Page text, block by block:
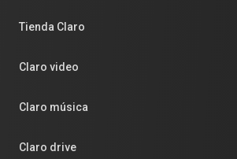
Tienda Claro
Claro video
Claro música
Claro drive